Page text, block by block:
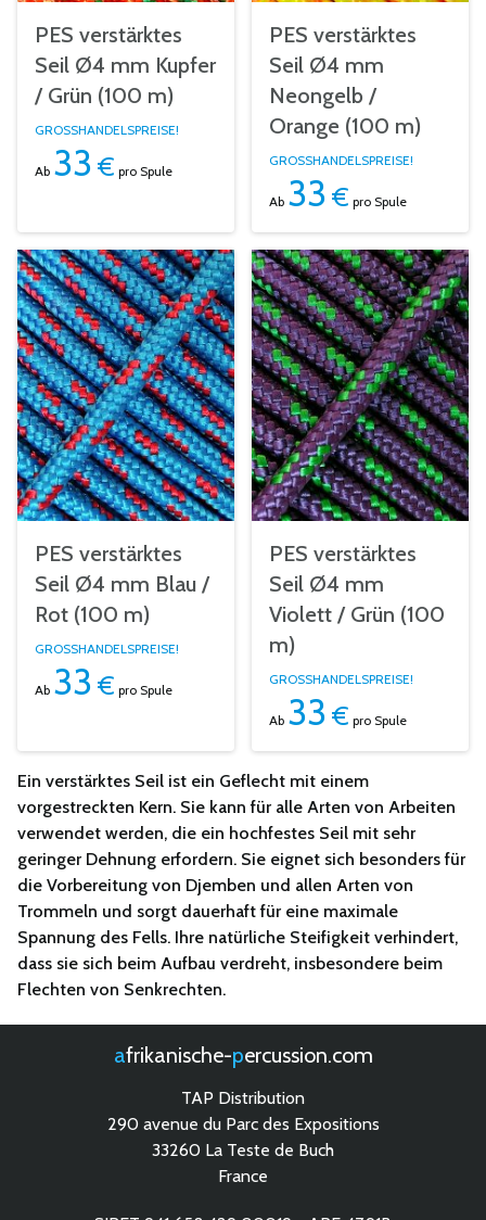
Ein verstärktes Seil ist ein Geflecht mit einem
vorgestreckten Kern. Sie kann für alle Arten von Arbeiten
verwendet werden, die ein hochfestes Seil mit sehr
geringer Dehnung erfordern. Sie eignet sich besonders für
die Vorbereitung von Djemben und allen Arten von
Trommeln und sorgt dauerhaft für eine maximale
Spannung des Fells. Ihre natürliche Steifigkeit verhindert,
dass sie sich beim Aufbau verdreht, insbesondere beim
Flechten von Senkrechten.
PES verstärktes
Seil Ø4 mm Kupfer
/ Grün (100 m)
GROSSHANDELSPREISE!
Ab 33 € pro Spule
PES verstärktes
Seil Ø4 mm
Neongelb /
Orange (100 m)
GROSSHANDELSPREISE!
Ab 33 € pro Spule
PES verstärktes
Seil Ø4 mm Blau /
Rot (100 m)
GROSSHANDELSPREISE!
Ab 33 € pro Spule
PES verstärktes
Seil Ø4 mm
Violett / Grün (100
m)
GROSSHANDELSPREISE!
Ab 33 € pro Spule
afrikanische- percussion.com
TAP Distribution
290 avenue du Parc des Expositions
33260 La Teste de Buch
France